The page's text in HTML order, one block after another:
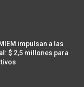
impulsan a las
$ 2,5 millones para